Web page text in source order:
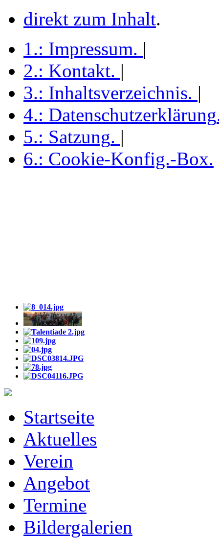
direkt zum Inhalt.
1.: Impressum. |
2.: Kontakt. |
3.: Inhaltsverzeichnis. |
4.: Datenschutzerklärung
5.: Satzung. |
6.: Cookie-Konfig.-Box.
Startseite
Aktuelles
Verein
Angebot
Termine
Bildergalerien